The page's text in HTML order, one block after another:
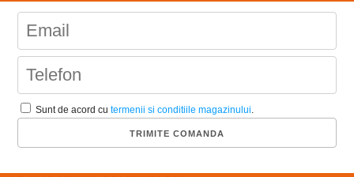
Sunt de acord cutermenii si conditiile magazinului